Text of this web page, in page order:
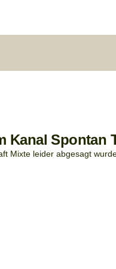
Kanal Spontan
Mixte leider abgesagt